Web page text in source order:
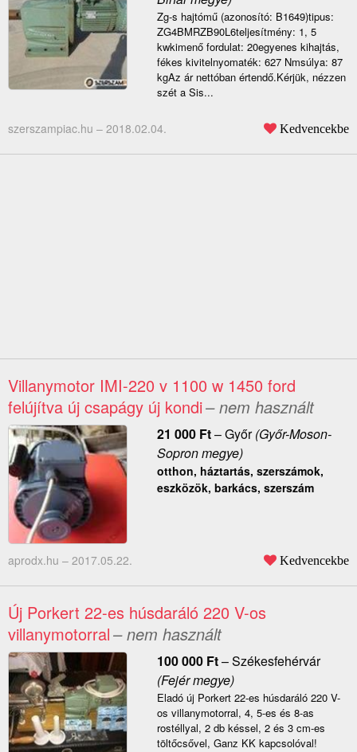
Zg-s hajtómű (azonosító: B1649)tipus:
ZG4BMRZB90L6teljesítmény: 1, 5
kwkimenő fordulat: 20egyenes kihajtás,
fékes kivitelnyomaték: 627 Nmsúlya: 87
kgAz ár nettóban értendő.Kérjük, nézzen
szét a Sis...
szerszampiac.hu – 2018.02.04. Kedvencekbe
Villanymotor IMI-220 v 1100 w 1450 ford
felújítva új csapágy új kondi– nem használt
21 000 Ft–Győr(Győr-Moson-
Sopron megye)
otthon, háztartás, szerszámok,
eszközök, barkács, szerszám
aprodx.hu – 2017.05.22. Kedvencekbe
Új Porkert 22-es húsdaráló 220 V-os
villanymotorral– nem használt
100 000 Ft–Székesfehérvár
(Fejér megye)
Eladó új Porkert 22-es húsdaráló 220 V-
os villanymotorral, 4, 5-es és 8-as
rostéllyal, 2 db késsel, 2 és 3 cm-es
töltőcsővel, Ganz KK kapcsolóval!